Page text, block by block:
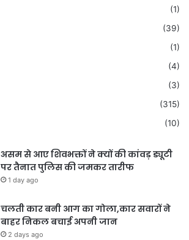
(1)
(39)
(1)
(4)
(3)
(315)
(10)
असम से आए शिवभक्तों ने क्यों की कांवड़ ड्यूटी
पर तैनात पुलिस की जमकर तारीफ
1 day ago
चलती कार बनी आग का गोला,कार सवारों ने
बाहर निकल बचाई अपनी जान
2 days ago